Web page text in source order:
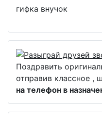
гифка внучок
Поздравить
отправив классное ,
на телефон в